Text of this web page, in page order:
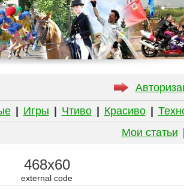
Игры Чтиво Красиво
Мои статьи
468x60
external code